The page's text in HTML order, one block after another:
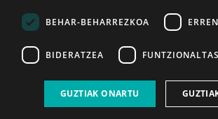
2026ko eka. 1a
BEHAR-BEHARREZKOA
BIDERATZEA
GUZTIAK ONARTU